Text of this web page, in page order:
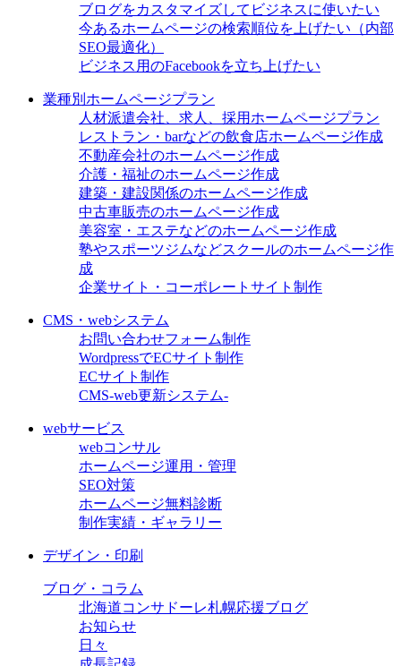
ブログをカスタマイズしてビジネスに使いたい
今あるホームページの検索順位を上げたい（内部
SEO最適化）
ビジネス用のFacebookを立ち上げたい
業種別ホームページプラン
人材派遣会社、求人、採用ホームページプラン
レストラン・barなどの飲食店ホームページ作成
不動産会社のホームページ作成
介護・福祉のホームページ作成
建築・建設関係のホームページ作成
中古車販売のホームページ作成
美容室・エステなどのホームページ作成
塾やスポーツジムなどスクールのホームページ作
成
企業サイト・コーポレートサイト制作
CMS・webシステム
お問い合わせフォーム制作
WordpressでECサイト制作
ECサイト制作
CMS-web更新システム-
webサービス
webコンサル
ホームページ運用・管理
SEO対策
ホームページ無料診断
制作実績・ギャラリー
デザイン・印刷
ブログ・コラム
北海道コンサドーレ札幌応援ブログ
お知らせ
日々